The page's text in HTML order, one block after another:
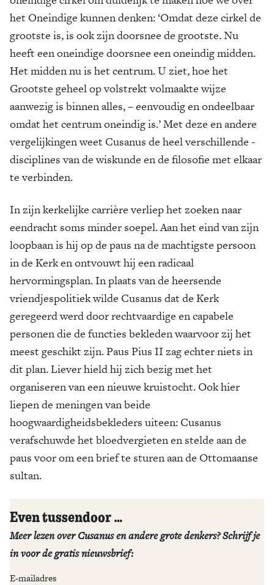
het Oneindige kunnen denken: ‘Omdat deze cirkel de
grootste is, is ook zijn doorsnee de grootste. Nu
heeft een oneindige doorsnee een oneindig midden.
Het midden nu is het centrum. U ziet, hoe het
Grootste geheel op volstrekt volmaakte wijze
aanwezig is binnen alles, – eenvoudig en ondeelbaar
omdat het centrum oneindig is.’ Met deze en andere
vergelijkingen weet Cusanus de heel verschillende ­
disciplines van de wiskunde en de filosofie met elkaar
te verbinden.
In zijn kerkelijke carrière verliep het zoeken naar
eendracht soms minder soepel. Aan het eind van zijn
loopbaan is hij op de paus na de machtigste persoon
in de Kerk en ontvouwt hij een radicaal
hervormingsplan. In plaats van de heersende
vriendjespolitiek wilde Cusanus dat de Kerk
geregeerd werd door rechtvaardige en capabele
personen die de functies bekleden waarvoor zij het
meest geschikt zijn. Paus Pius II zag echter niets in
dit plan. Liever hield hij zich bezig met het
organiseren van een nieuwe kruistocht. Ook hier
liepen de meningen van beide
hoogwaardigheidsbekleders uiteen: Cusanus
verafschuwde het bloedvergieten en stelde aan de
paus voor om een brief te sturen aan de Ottomaanse
sultan.
Even tussendoor …
Meer lezen over Cusanus en andere grote denkers? Schrijf je
in voor de gratis nieuwsbrief:
E-mailadres